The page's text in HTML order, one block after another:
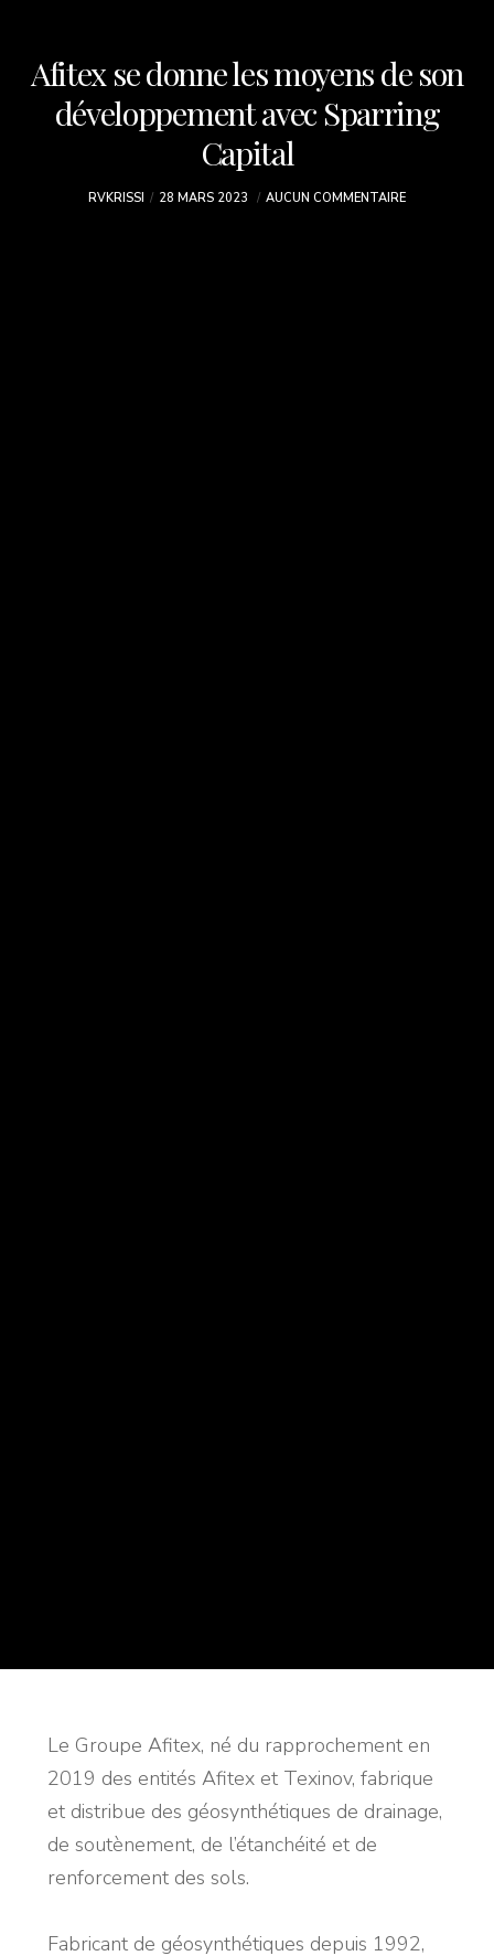
Afitex se donne les moyens de son
développement avec Sparring
Capital
RVKRISSI 28 MARS 2023 AUCUN COMMENTAIRE
Le Groupe Afitex, né du rapprochement en
2019 des entités Afitex et Texinov, fabrique
et distribue des géosynthétiques de drainage,
de soutènement, de l’étanchéité et de
renforcement des sols.
Fabricant de géosynthétiques depuis 1992,